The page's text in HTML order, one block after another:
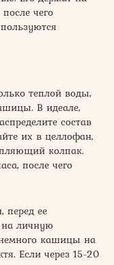
чего
теплой воды,
В идеале,
состав
их в целлофан,
колпак.
после чего
перед ее
личную
немного кашицы на
Если через 15-20